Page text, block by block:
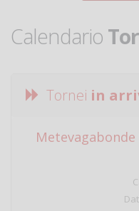
Calendario
Tornei in
Metevagabonde